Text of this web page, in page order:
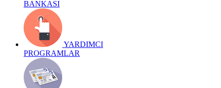
BANKASI
YARDIMCI
PROGRAMLAR